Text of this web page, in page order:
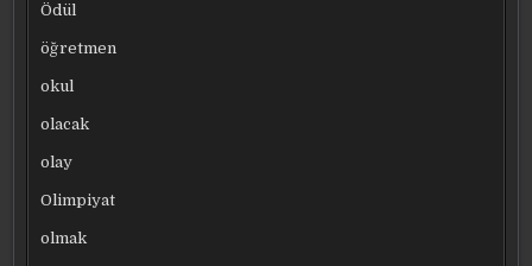
Ödül
öğretmen
okul
olacak
olay
Olimpiyat
olmak